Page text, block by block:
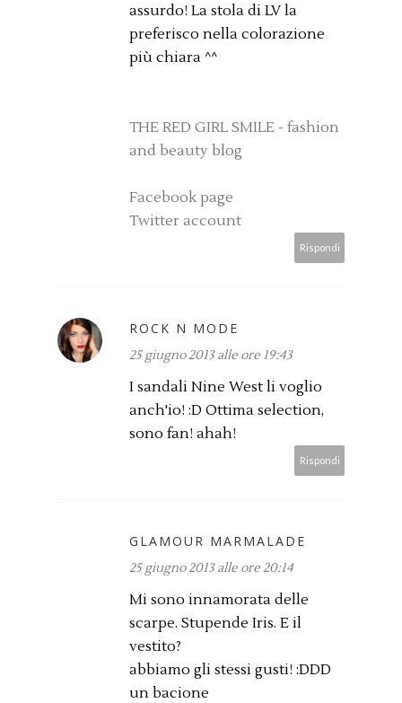
assurdo! La stola di LV la
preferisco nella colorazione
più chiara ^^
THE RED GIRL SMILE - fashion
and beauty blog
Facebook page
Twitter account
Rispondi
ROCK N MODE
25 giugno 2013 alle ore 19:43
I sandali Nine West li voglio
anch'io! :D Ottima selection,
sono fan! ahah!
Rispondi
GLAMOUR MARMALADE
25 giugno 2013 alle ore 20:14
Mi sono innamorata delle
scarpe. Stupende Iris. E il
vestito?
abbiamo gli stessi gusti! :DDD
un bacione